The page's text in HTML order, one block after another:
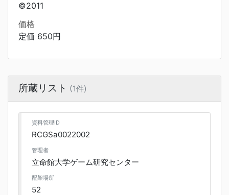
©2011
価格
定価 650円
所蔵リスト (1件)
資料管理ID
RCGSa0022002
管理者
立命館大学ゲーム研究センター
配架場所
52